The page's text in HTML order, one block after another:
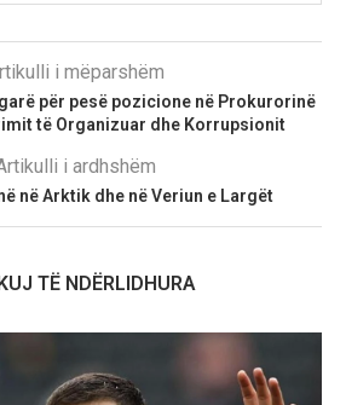
i mëparshëm
për pesë pozicione në Prokurorinë
të Organizuar dhe Korrupsionit
i ardhshëm
në Arktik dhe në Veriun e Largët
TË NDËRLIDHURA